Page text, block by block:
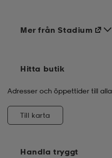
Handla tryggt
Mer från Stadium
Hitta butik
Adresser och öppettider till
Till karta